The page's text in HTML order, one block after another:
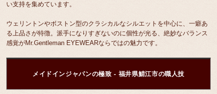
い支持を集めています。
ウェリントンやボストン型のクラシカルなシルエットを中心に、一癖あ
る上品さが特徴。派手になりすぎないのに個性が光る、絶妙なバランス
感覚がMr.Gentleman EYEWEARならではの魅力です。
メイドインジャパンの極致 - 福井県鯖江市の職人技